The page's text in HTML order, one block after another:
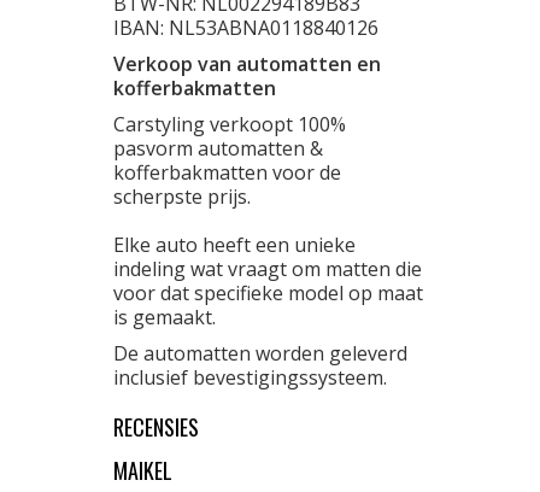
IBAN: NL53ABNA0118840126
Verkoop van automatten en
kofferbakmatten
Carstyling verkoopt 100%
pasvorm automatten &
kofferbakmatten voor de
scherpste prijs.
Elke auto heeft een unieke
indeling wat vraagt om matten die
voor dat specifieke model op maat
is gemaakt.
De automatten worden geleverd
inclusief bevestigingssysteem.
RECENSIES
MAIKEL